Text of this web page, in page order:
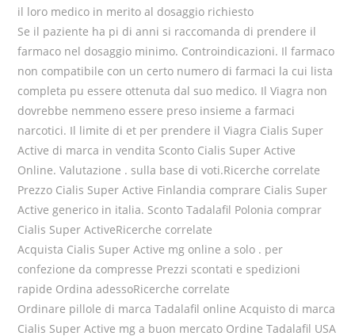
il loro medico in merito al dosaggio richiesto
Se il paziente ha pi di anni si raccomanda di prendere il
farmaco nel dosaggio minimo. Controindicazioni. Il farmaco
non compatibile con un certo numero di farmaci la cui lista
completa pu essere ottenuta dal suo medico. Il Viagra non
dovrebbe nemmeno essere preso insieme a farmaci
narcotici. Il limite di et per prendere il Viagra Cialis Super
Active di marca in vendita Sconto Cialis Super Active
Online. Valutazione . sulla base di voti.Ricerche correlate
Prezzo Cialis Super Active Finlandia comprare Cialis Super
Active generico in italia. Sconto Tadalafil Polonia comprar
Cialis Super ActiveRicerche correlate
Acquista Cialis Super Active mg online a solo . per
confezione da compresse Prezzi scontati e spedizioni
rapide Ordina adessoRicerche correlate
Ordinare pillole di marca Tadalafil online Acquisto di marca
Cialis Super Active mg a buon mercato Ordine Tadalafil USA